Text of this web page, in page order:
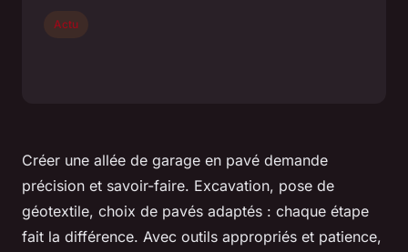
Créer une allée de garage en pavé demande
précision et savoir-faire. Excavation, pose de
géotextile, choix de pavés adaptés : chaque étape
fait la différence. Avec outils appropriés et patience,
Actu